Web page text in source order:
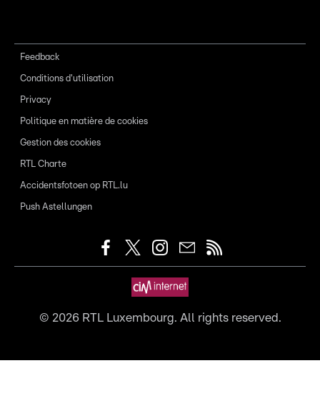
Feedback
Conditions d'utilisation
Privacy
Politique en matière de cookies
Gestion des cookies
RTL Charte
Accidentsfotoen op RTL.lu
Push Astellungen
© 2026RTL Luxembourg. All rights reserved.